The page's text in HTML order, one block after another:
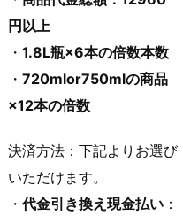
円以上
・ 1.8L瓶×6本の倍数本数
・ 720mlor750mlの商品
×12本の倍数
決済方法：下記よりお選び
いただけます。
・ 代金引き換え現金払い ：